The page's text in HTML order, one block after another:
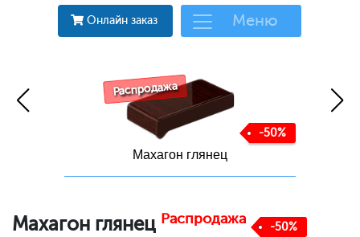
Онлайн заказ Меню
-50%
Распродажа
Махагон глянец
Махагон глянец Распродажа -50%